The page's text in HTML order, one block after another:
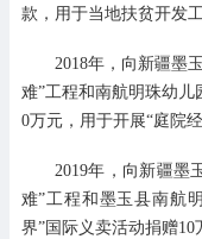
款，用于当地扶贫开发工
2018年，向新疆墨玉
难”工程和南航明珠幼
0万元，用于开展“庭院经
2019年，向新疆墨玉
难”工程和墨玉县南航
界”国际义卖活动捐赠10